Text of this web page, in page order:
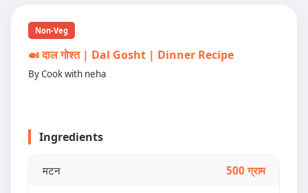
Non-Veg
🍛 दाल गोश्त | Dal Gosht | Dinner Recipe
By Cook with neha
Ingredients
मटन 500 ग्राम